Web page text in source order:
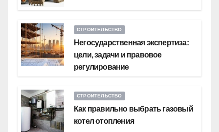
СТРОИТЕЛЬСТВО
Негосударственная экспертиза:
цели, задачи и правовое
регулирование
СТРОИТЕЛЬСТВО
Как правильно выбрать газовый
котел отопления